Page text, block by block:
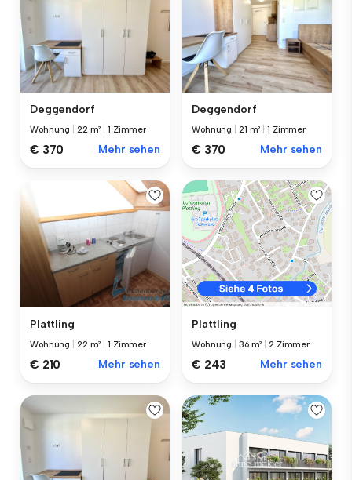
Deggendorf
Wohnung 22 m² |1 Zimmer
€ 370 Mehr sehen
Deggendorf
Wohnung 21 m² |1 Zimmer
€ 370 Mehr sehen
Plattling
Wohnung 22 m² |1 Zimmer
€ 210 Mehr sehen
Plattling
Wohnung 36 m² |2 Zimmer
€ 243 Mehr sehen